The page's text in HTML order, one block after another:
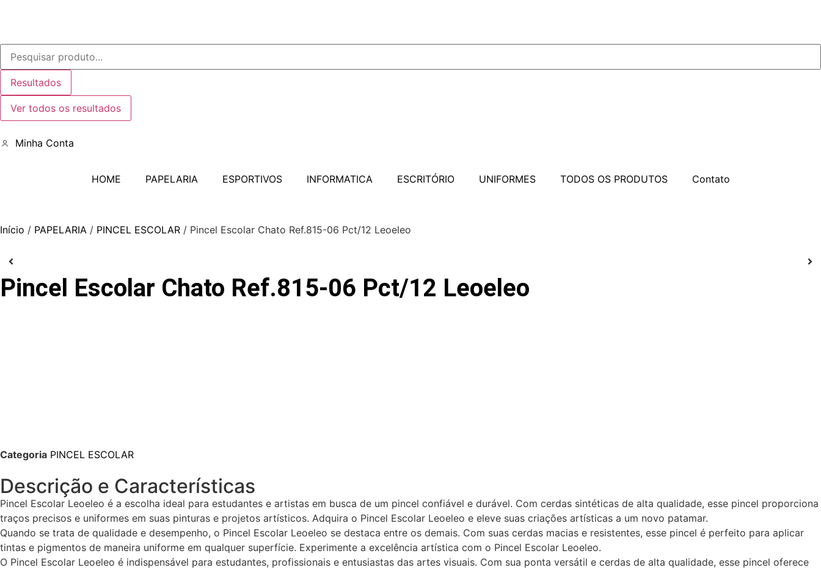
Resultados
Ver todos os resultados
Minha Conta
HOME PAPELARIA ESPORTIVOS INFORMATICA ESCRITÓRIO UNIFORMES TODOS OS PRODUTOS Contato
Início / PAPELARIA / PINCEL ESCOLAR / Pincel Escolar Chato Ref.815-06 Pct/12 Leoeleo
Pincel Escolar Chato Ref.815-06 Pct/12 Leoeleo
Categoria PINCEL ESCOLAR
Descrição e Características
Pincel Escolar Leoeleo é a escolha ideal para estudantes e artistas em busca de um pincel confiável e durável. Com cerdas sintéticas de alta qualidade, esse pincel proporciona
traços precisos e uniformes em suas pinturas e projetos artísticos. Adquira o Pincel Escolar Leoeleo e eleve suas criações artísticas a um novo patamar.
Quando se trata de qualidade e desempenho, o Pincel Escolar Leoeleo se destaca entre os demais. Com suas cerdas macias e resistentes, esse pincel é perfeito para aplicar
tintas e pigmentos de maneira uniforme em qualquer superfície. Experimente a excelência artística com o Pincel Escolar Leoeleo.
O Pincel Escolar Leoeleo é indispensável para estudantes, profissionais e entusiastas das artes visuais. Com sua ponta versátil e cerdas de alta qualidade, esse pincel oferece